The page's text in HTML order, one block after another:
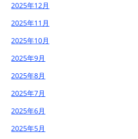
2025年12月
2025年11月
2025年10月
2025年9月
2025年8月
2025年7月
2025年6月
2025年5月